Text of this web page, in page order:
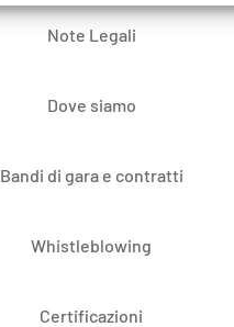
Note Legali
Dove siamo
Bandi di gara e contratti
Whistleblowing
Certificazioni